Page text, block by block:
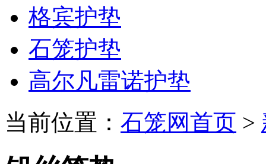
格宾护垫
石笼护垫
高尔凡雷诺护垫
当前位置： 石笼网首页 >